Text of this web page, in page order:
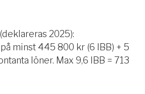
2025):
på minst 445 800 kr (6 IBB) + 5
löner. Max 9,6 IBB = 713